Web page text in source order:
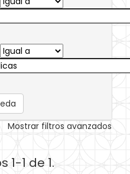
Mostrar filtros avanzados
1-1 de 1.